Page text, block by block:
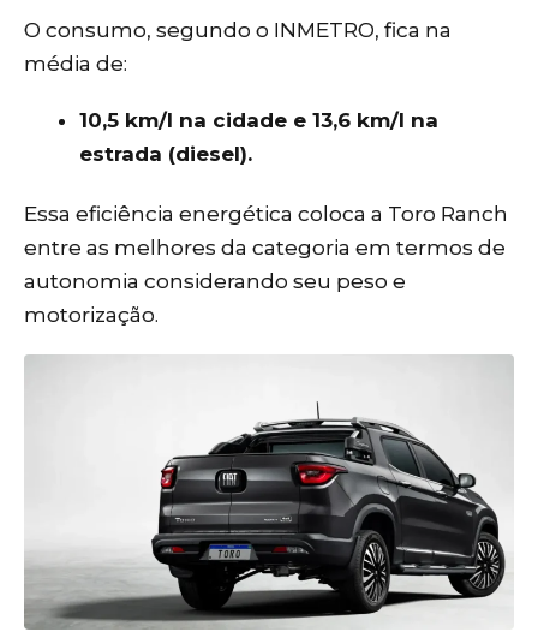
O consumo, segundo o INMETRO, fica na
média de:
10,5 km/l na cidade e 13,6 km/l na
estrada (diesel).
Essa eficiência energética coloca a Toro Ranch
entre as melhores da categoria em termos de
autonomia considerando seu peso e
motorização.